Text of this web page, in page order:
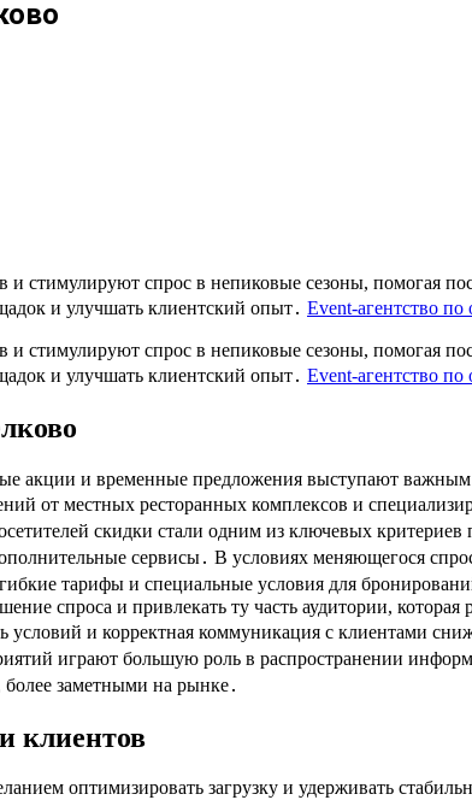
стимулируют спрос в непиковые сезоны, помогая
и улучшать клиентский опыт․ Event-агентство
стимулируют спрос в непиковые сезоны, помогая
и улучшать клиентский опыт․ Event-агентство
акции и временные предложения выступают
от местных ресторанных комплексов и
скидки стали одним из ключевых критериев
сервисы․ В условиях меняющегося
тарифы и специальные условия для
спроса и привлекать ту часть аудитории,
и корректная коммуникация с клиентами
играют большую роль в распространении
заметными на рынке․
клиентов
оптимизировать загрузку и удерживать